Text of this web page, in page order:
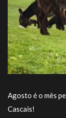
Agosto é o mês
Cascais!